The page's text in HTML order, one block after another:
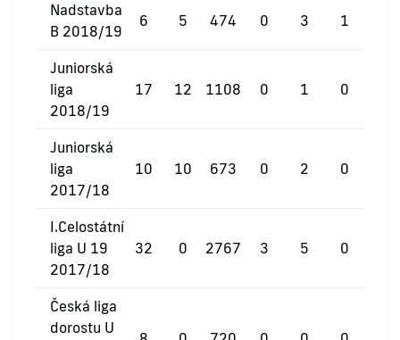
Nadstavba
B 2018/19
6 5 474 0 3 1
Juniorská
liga
2018/19
17 12 1108 0 1 0
Juniorská
liga
2017/18
10 10 673 0 2 0
I.Celostátní
liga U 19
2017/18
32 0 2767 3 5 0
Česká liga
dorostu U